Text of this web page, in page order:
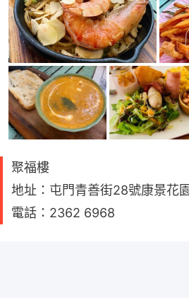
聚福樓
地址：屯門青善街28號康景花
電話：2362 6968